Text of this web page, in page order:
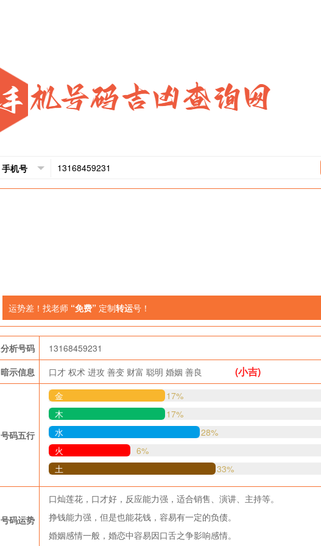
运势差！找老师 “免费” 定制转运号！
分析号码
13168459231
暗示信息
口才 权术 进攻 善变 财富 聪明 婚姻 善良 (小吉)
号码五行
金
17%
木
17%
水
28%
火
6%
土
33%
号码运势
口灿莲花，口才好，反应能力强，适合销售、演讲、主持等。
挣钱能力强，但是也能花钱，容易有一定的负债。
婚姻感情一般，婚恋中容易因口舌之争影响感情。